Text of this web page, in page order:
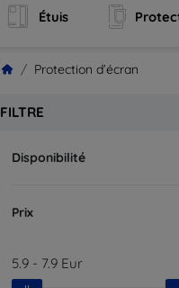
Étuis
Protection d’écran
FILTRE
Disponibilité
Prix
5.9 - 7.9 Eur